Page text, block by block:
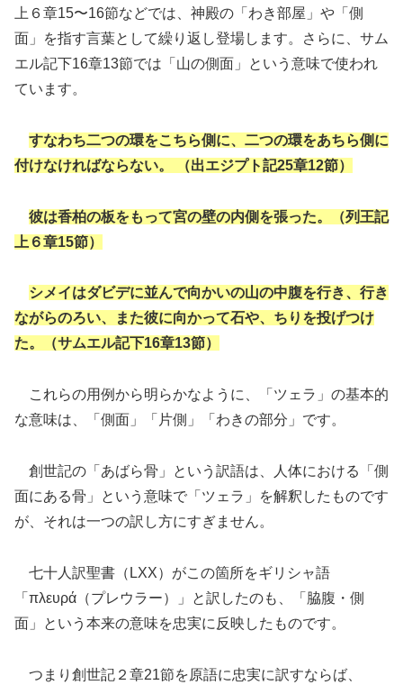
上６章15〜16節などでは、神殿の「わき部屋」や「側
面」を指す言葉として繰り返し登場します。さらに、サム
エル記下16章13節では「山の側面」という意味で使われ
ています。
すなわち二つの環をこちら側に、二つの環をあちら側に
付けなければならない。 （出エジプト記25章12節）
彼は香柏の板をもって宮の壁の内側を張った。（列王記
上６章15節）
シメイはダビデに並んで向かいの山の中腹を行き、行き
ながらのろい、また彼に向かって石や、ちりを投げつけ
た。（サムエル記下16章13節）
これらの用例から明らかなように、「ツェラ」の基本的
な意味は、「側面」「片側」「わきの部分」です。
創世記の「あばら骨」という訳語は、人体における「側
面にある骨」という意味で「ツェラ」を解釈したものです
が、それは一つの訳し方にすぎません。
七十人訳聖書（LXX）がこの箇所をギリシャ語
「πλευρά（プレウラー）」と訳したのも、「脇腹・側
面」という本来の意味を忠実に反映したものです。
つまり創世記２章21節を原語に忠実に訳すならば、